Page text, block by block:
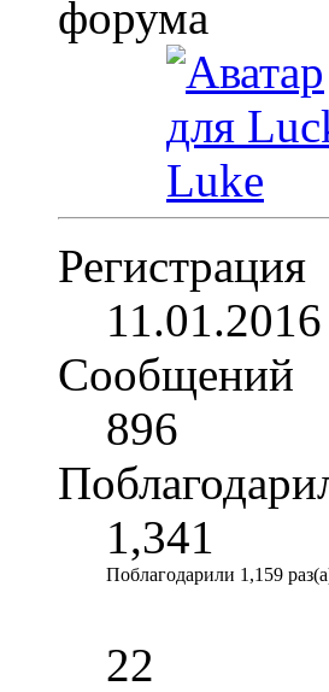
Регистрация
11.01.2016
Сообщений
896
1,341
Поблагодарили 1,159
22